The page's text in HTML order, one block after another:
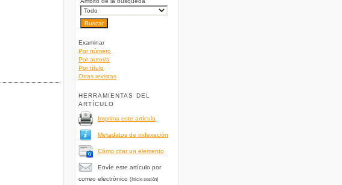
Examinar
Por número
Por autor/a
Por título
Otras revistas
HERRAMIENTAS DEL
ARTÍCULO
Imprima este artículo
Metadatos de indexación
Cómo citar un elemento
Envíe este artículo por
correo electrónico (Inicie sesión)